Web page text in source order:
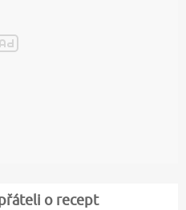
o recept